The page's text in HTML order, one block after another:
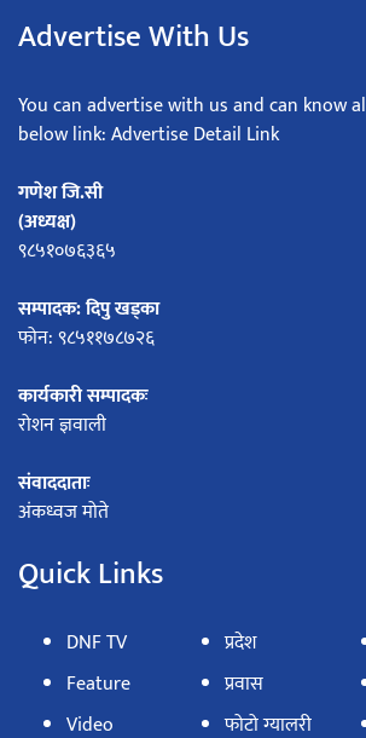
Advertise With Us
You can advertise with us and can know
below link: Advertise Detail Link
गणेश जि.सी
(अध्यक्ष)
९८५१०७६३६५
सम्पादक: दिपु खड्का
फोन: ९८५११७८७२६
कार्यकारी सम्पादकः
रोशन ज्ञवाली
संवाददाताः
अंकध्वज मोते
Quick Links
DNF TV
Feature
Video
प्रदेश
प्रवास
फोटो ग्यालरी